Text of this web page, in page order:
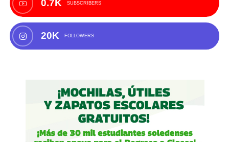
0.7K SUBSCRIBERS
20K FOLLOWERS